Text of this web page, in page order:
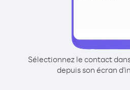
Sélectionnez le contact
depuis son écran